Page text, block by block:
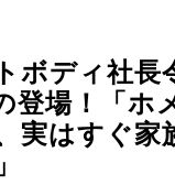
ボディ社長
登場！「ホ
実はすぐ家